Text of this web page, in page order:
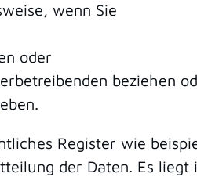
wenn Sie
oder
benden beziehen
Register wie
der Daten. Es